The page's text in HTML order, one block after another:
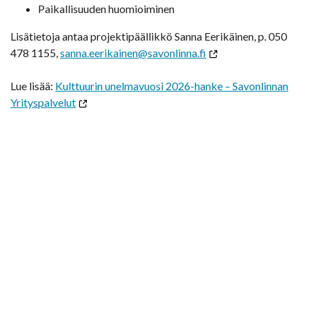
Paikallisuuden huomioiminen
Lisätietoja antaa projektipäällikkö Sanna Eerikäinen, p. 050
478 1155,sanna.eerikainen@savonlinna.fi
Lue lisää: Kulttuurin unelmavuosi 2026-hanke – Savonlinnan
Yrityspalvelut